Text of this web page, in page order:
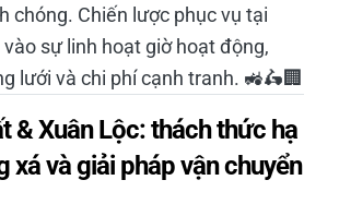
chóng. Chiến lược phục vụ tại
sự linh hoạt giờ hoạt động,
lưới và chi phí cạnh tranh. 🚜🛵🏢
& Xuân Lộc: thách thức hạ
xá và giải pháp vận chuyển